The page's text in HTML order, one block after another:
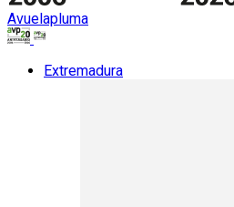
Avuelapluma
Extremadura